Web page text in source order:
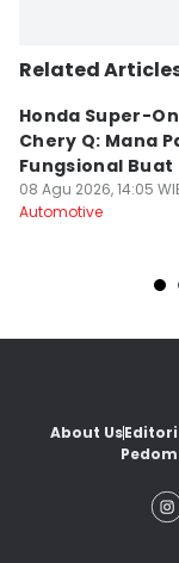
Related
Honda Super-
Chery Q: Mana
Fungsional Buat
08 Agu 2026, 14:05
Automotive
About Us